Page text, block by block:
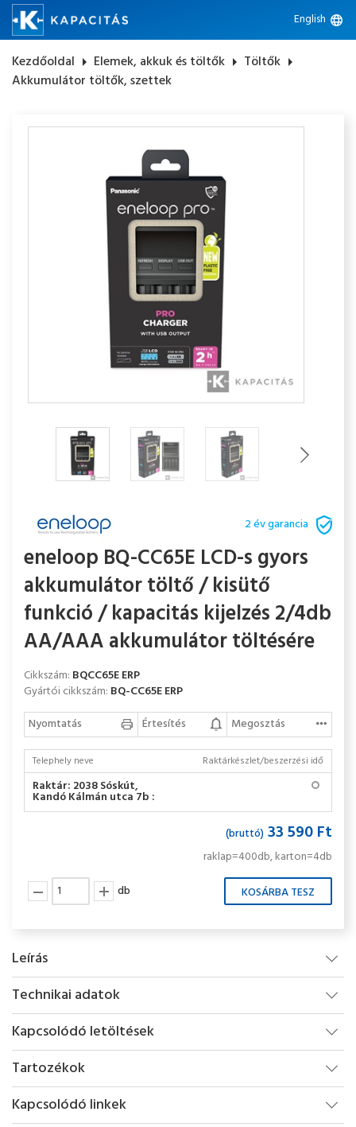
English language
Kezdőoldal arrow_right Elemek, akkuk és töltők arrow_right Töltők arrow_right
Akkumulátor töltők, szettek
2 év garancia
eneloop BQ-CC65E LCD-s gyors
akkumulátor töltő / kisütő
funkció / kapacitás kijelzés 2/4db
AA/AAA akkumulátor töltésére
Cikkszám: BQCC65E ERP
Gyártói cikkszám: BQ-CC65E ERP
Nyomtatás
Értesítés Megosztás
Telephely neve Raktárkészlet/beszerzési idő
Raktár: 2038 Sóskút,
Kandó Kálmán utca 7b :
(bruttó) 33 590 Ft
raklap=400db, karton=4db
db
Leírás
Technikai adatok
Kapcsolódó letöltések
Tartozékok
Kapcsolódó linkek